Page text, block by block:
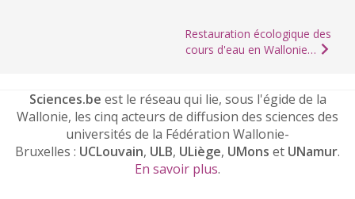
Restauration écologique des
cours d'eau en Wallonie…
Sciences.be est le réseau qui lie, sous l'égide de la
Wallonie, les cinq acteurs de diffusion des sciences des
universités de la Fédération Wallonie-
Bruxelles : UCLouvain, ULB, ULiège, UMons et UNamur.
En savoir plus.